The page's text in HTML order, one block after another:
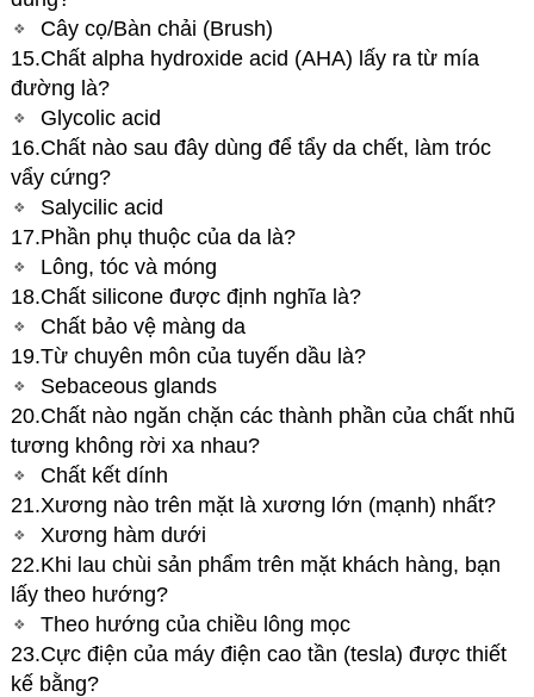
Cây cọ/Bàn chải (Brush)
15.Chất alpha hydroxide acid (AHA) lấy ra từ mía
đường là?
Glycolic acid
16.Chất nào sau đây dùng để tẩy da chết, làm tróc
vẩy cứng?
Salycilic acid
17.Phần phụ thuộc của da là?
Lông, tóc và móng
18.Chất silicone được định nghĩa là?
Chất bảo vệ màng da
19.Từ chuyên môn của tuyến dầu là?
Sebaceous glands
20.Chất nào ngăn chặn các thành phần của chất nhũ
tương không rời xa nhau?
Chất kết dính
21.Xương nào trên mặt là xương lớn (mạnh) nhất?
Xương hàm dưới
22.Khi lau chùi sản phẩm trên mặt khách hàng, bạn
lấy theo hướng?
Theo hướng của chiều lông mọc
23.Cực điện của máy điện cao tần (tesla) được thiết
kế bằng?